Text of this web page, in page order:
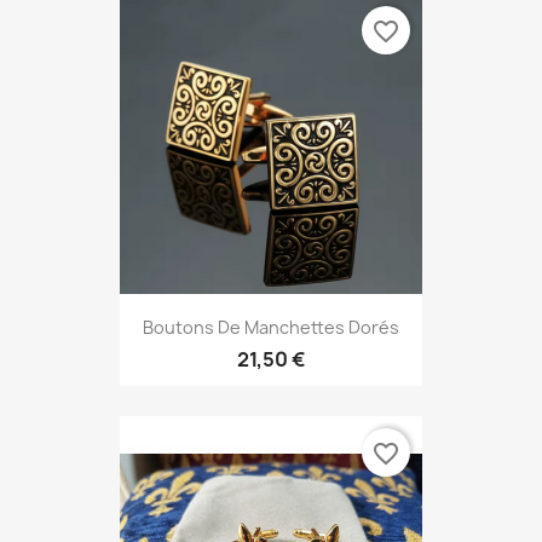
Boutons De Manchettes Dorés
21,50 €
favorite_border
favorite_border